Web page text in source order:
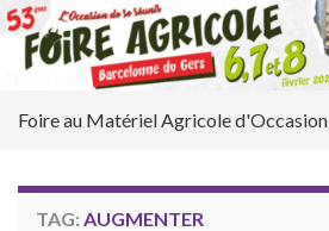
Foire au Matériel Agricole d'Occasion
TAG: AUGMENTER